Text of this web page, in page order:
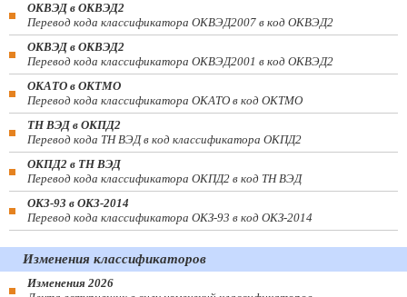
ОКВЭД в ОКВЭД2
Перевод кода классификатора ОКВЭД2007 в код ОКВЭД2
ОКВЭД в ОКВЭД2
Перевод кода классификатора ОКВЭД2001 в код ОКВЭД2
ОКАТО в ОКТМО
Перевод кода классификатора ОКАТО в код ОКТМО
ТН ВЭД в ОКПД2
Перевод кода ТН ВЭД в код классификатора ОКПД2
ОКПД2 в ТН ВЭД
Перевод кода классификатора ОКПД2 в код ТН ВЭД
ОКЗ-93 в ОКЗ-2014
Перевод кода классификатора ОКЗ-93 в код ОКЗ-2014
Изменения классификаторов
Изменения 2026